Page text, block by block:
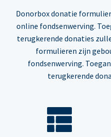
Donorbox donatie
online fondsenwerving.
terugkerende donaties
formulieren zijn
fondsenwerving.
terugkerende